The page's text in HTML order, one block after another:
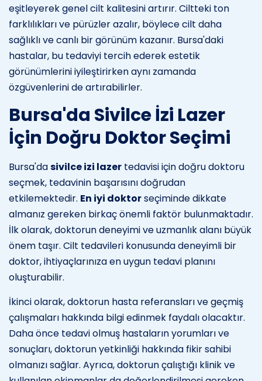
eşitleyerek genel cilt kalitesini artırır. Ciltteki ton
farklılıkları ve pürüzler azalır, böylece cilt daha
sağlıklı ve canlı bir görünüm kazanır. Bursa'daki
hastalar, bu tedaviyi tercih ederek estetik
görünümlerini iyileştirirken aynı zamanda
özgüvenlerini de artırabilirler.
Bursa'da Sivilce İzi Lazer
İçin Doğru Doktor Seçimi
Bursa'dasivilce izi lazer tedavisi için doğru doktoru
seçmek, tedavinin başarısını doğrudan
etkilemektedir. En iyi doktorseçiminde dikkate
almanız gereken birkaç önemli faktör bulunmaktadır.
İlk olarak, doktorun deneyimi ve uzmanlık alanı büyük
önem taşır. Cilt tedavileri konusunda deneyimli bir
doktor, ihtiyaçlarınıza en uygun tedavi planını
oluşturabilir.
İkinci olarak, doktorun hasta referansları ve geçmiş
çalışmaları hakkında bilgi edinmek faydalı olacaktır.
Daha önce tedavi olmuş hastaların yorumları ve
sonuçları, doktorun yetkinliği hakkında fikir sahibi
olmanızı sağlar. Ayrıca, doktorun çalıştığı klinik ve